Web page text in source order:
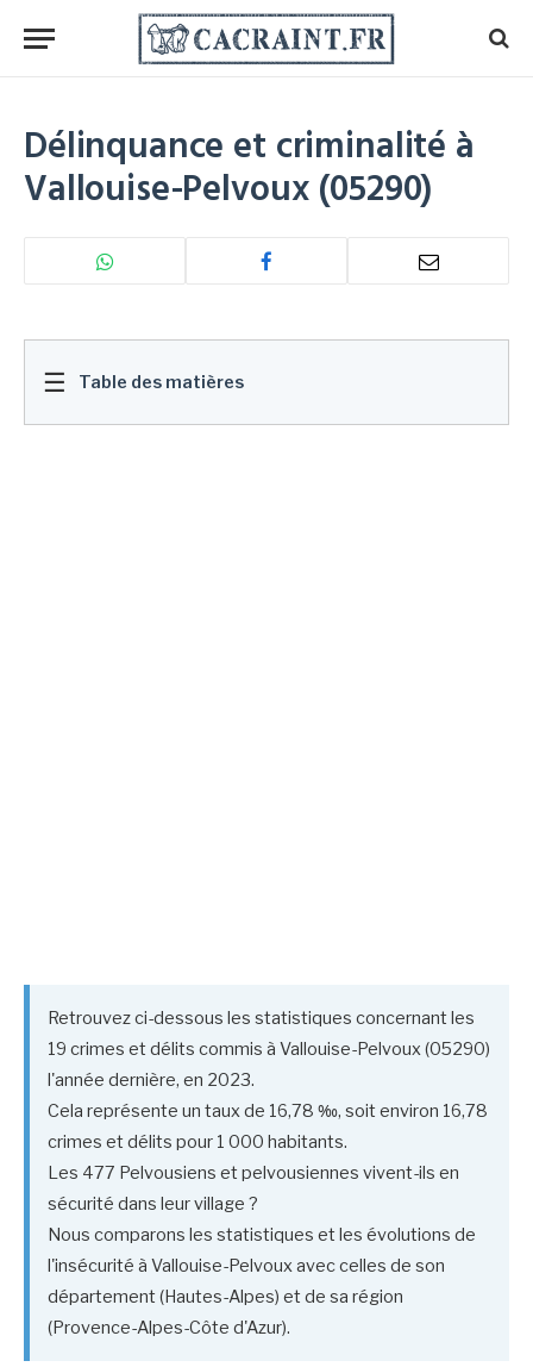
Délinquance et criminalité à
Vallouise-Pelvoux (05290)
☰ Table des matières
Retrouvez ci-dessous les statistiques concernant les
19 crimes et délits commis à Vallouise-Pelvoux (05290)
l'année dernière, en 2023.
Cela représente un taux de 16,78 ‰, soit environ 16,78
crimes et délits pour 1 000 habitants.
Les 477 Pelvousiens et pelvousiennes vivent-ils en
sécurité dans leur village ?
Nous comparons les statistiques et les évolutions de
l'insécurité à Vallouise-Pelvoux avec celles de son
département (Hautes-Alpes) et de sa région
(Provence-Alpes-Côte d'Azur).